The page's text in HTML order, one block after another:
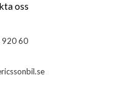
oss
920 60